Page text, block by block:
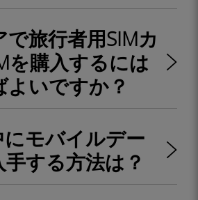
旅行者用SIMカ
を購入するには
よいですか？
モバイルデー
する方法は？